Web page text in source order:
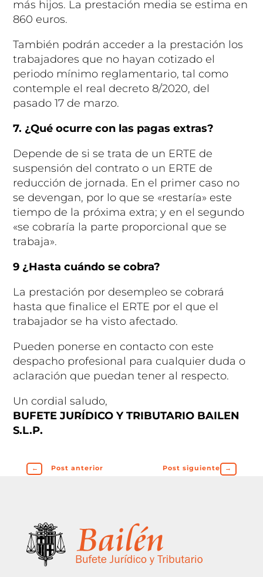
más hijos. La prestación media se estima en
860 euros.
También podrán acceder a la prestación los
trabajadores que no hayan cotizado el
periodo mínimo reglamentario, tal como
contemple el real decreto 8/2020, del
pasado 17 de marzo.
7. ¿Qué ocurre con las pagas extras?
Depende de si se trata de un ERTE de
suspensión del contrato o un ERTE de
reducción de jornada. En el primer caso no
se devengan, por lo que se «restaría» este
tiempo de la próxima extra; y en el segundo
«se cobraría la parte proporcional que se
trabaja».
9 ¿Hasta cuándo se cobra?
La prestación por desempleo se cobrará
hasta que finalice el ERTE por el que el
trabajador se ha visto afectado.
Pueden ponerse en contacto con este
despacho profesional para cualquier duda o
aclaración que puedan tener al respecto.
Un cordial saludo,
BUFETE JURÍDICO Y TRIBUTARIO BAILEN
S.L.P.
← Post anterior Post siguiente →